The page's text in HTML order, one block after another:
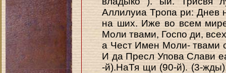
Аллилуиа Тропа ри: Днев
на ших. Иже во всем
Моли твами, Госпо ди,
а Чест Имен Моли- твами
И да Пресл Упова Слави
-й).НаТя щи (90-й). (3-